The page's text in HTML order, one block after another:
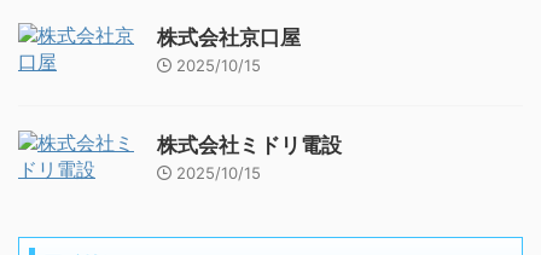
株式会社京口屋
2025/10/15
株式会社ミドリ電設
2025/10/15